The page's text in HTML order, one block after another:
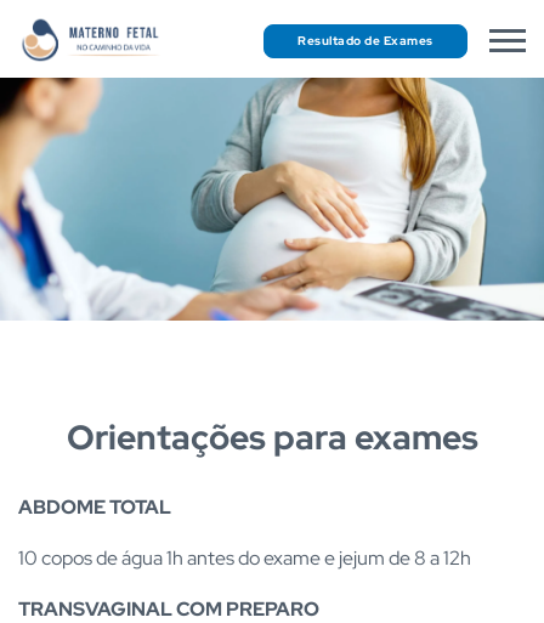
Resultado de Exames
Orientações para exames
ABDOME TOTAL
10 copos de água 1h antes do exame e jejum de 8 a 12h
TRANSVAGINAL COM PREPARO